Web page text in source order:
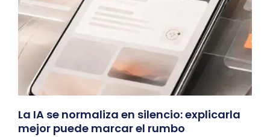
La IA se normaliza en silencio: explicarla
mejor puede marcar el rumbo